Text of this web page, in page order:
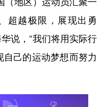
超越极限，展现出勇
说，“我们将用实际行
自己的运动梦想而努力